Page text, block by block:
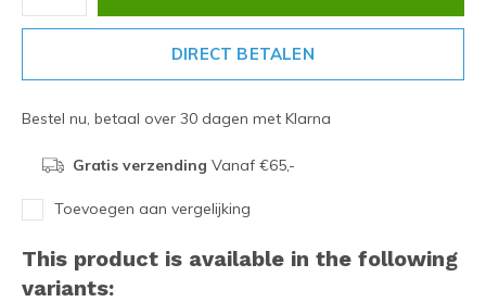
DIRECT BETALEN
Bestel nu, betaal over 30 dagen met Klarna
Gratis verzending Vanaf €65,-
Toevoegen aan vergelijking
This product is available in the following
variants: